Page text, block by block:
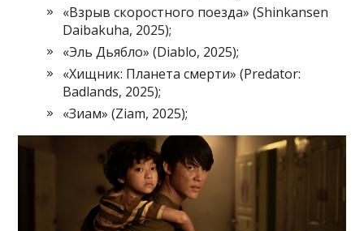
«Взрыв скоростного поезда» (Shinkansen
Daibakuha, 2025);
«Эль Дьябло» (Diablo, 2025);
«Хищник: Планета смерти» (Predator:
Badlands, 2025);
«Зиам» (Ziam, 2025);